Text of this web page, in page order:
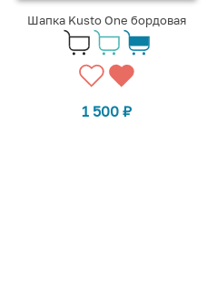
Шапка Kusto One бордовая
1 500 ₽